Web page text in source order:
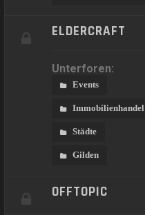
ELDERCRAFT
Unterforen:
Events
Immobilienhandel
Städte
Gilden
OFFTOPIC